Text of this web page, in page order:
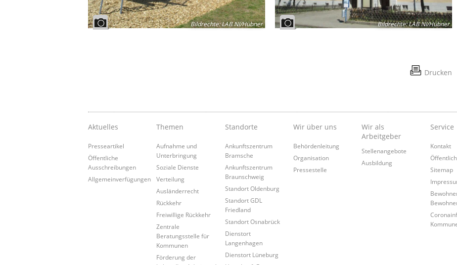
Bildrechte:LAB NI/Hübner Bildrechte:LAB NI/Hübner
Drucken
Aktuelles
Presseartikel
Öffentliche
Ausschreibungen
Allgemeinverfügungen
Themen
Aufnahme und
Unterbringung
Soziale Dienste
Verteilung
Ausländerrecht
Rückkehr
Freiwillige Rückkehr
Zentrale
Beratungsstelle für
Kommunen
Förderung der
Standorte
Ankunftszentrum
Bramsche
Ankunftszentrum
Braunschweig
Standort Oldenburg
Standort GDL
Friedland
Standort Osnabrück
Dienstort
Langenhagen
Dienstort Lüneburg
Wir über uns
Behördenleitung
Organisation
Pressestelle
Wir als
Arbeitgeber
Stellenangebote
Ausbildung
Service
Kontakt
Sitemap